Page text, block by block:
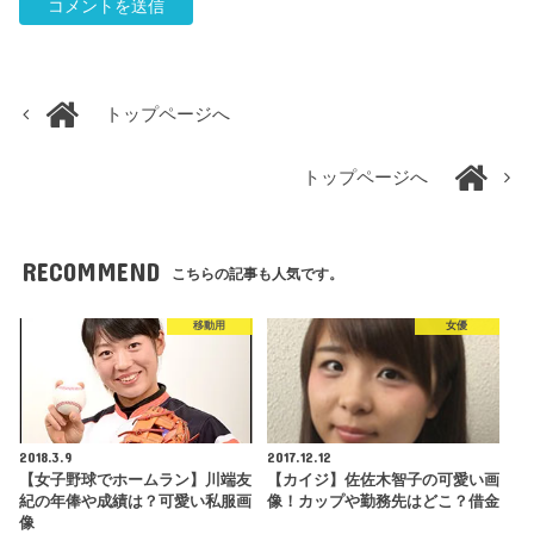
トップページへ
トップページへ
RECOMMEND こちらの記事も人気です。
移動用
2018.3.9
【女子野球でホームラン】川端友
紀の年俸や成績は？可愛い私服画
像
女優
2017.12.12
【カイジ】佐佐木智子の可愛い画
像！カップや勤務先はどこ？借金